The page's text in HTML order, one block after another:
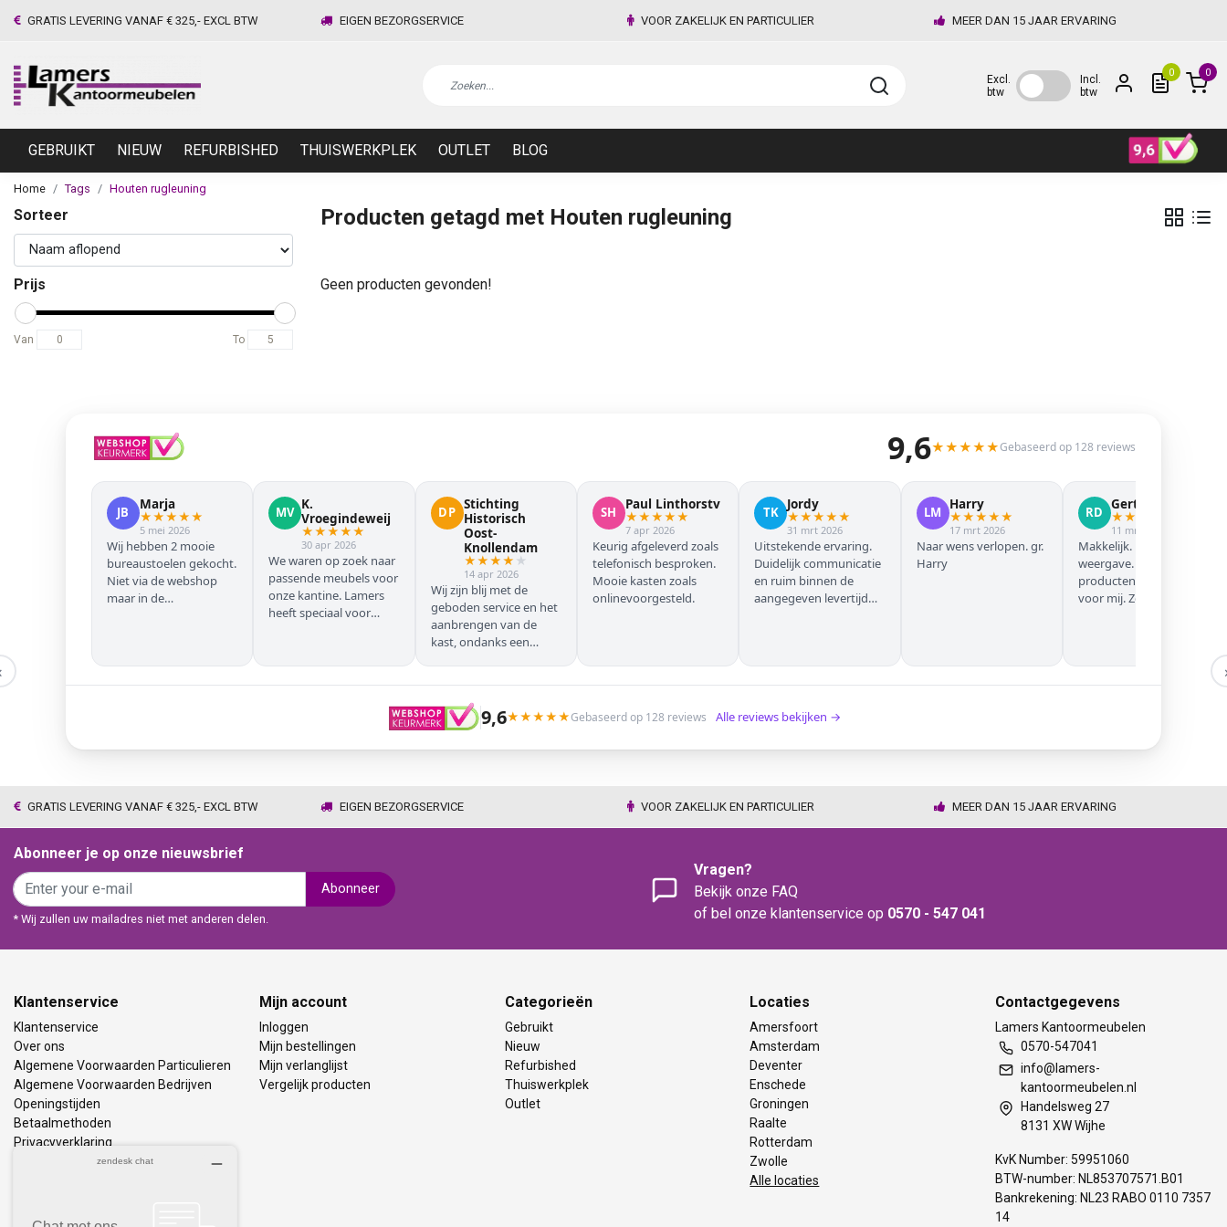
GRATIS LEVERING VANAF € 325,- EXCL BTW EIGEN BEZORGSERVICE VOOR ZAKELIJK EN PARTICULIER MEER DAN 15 JAAR ERVARING
Excl.
btw
Incl.
btw
0 0
GEBRUIKT NIEUW REFURBISHED THUISWERKPLEK OUTLET BLOG
Home Tags Houten rugleuning
Sorteer
Prijs
Van To
Producten getagd met Houten rugleuning
Geen producten gevonden!
9,6★★★★★Gebaseerd op 128 reviews
JB
Marja
★★★★★
5 mei 2026
Wij hebben 2 mooie
bureaustoelen gekocht.
Niet via de webshop
maar in de
MV
K.
Vroegindeweij
★★★★★
30 apr 2026
We waren op zoek naar
passende meubels voor
onze kantine. Lamers
heeft speciaal voor
zodat we geen beuken
met eiken door elkaar
DP
Stichting
Historisch
Oost-
Knollendam
★★★★ ★
14 apr 2026
Wij zijn blij met de
geboden service en het
aanbrengen van de
kast, ondanks een
wij dit vooraf gemeld),
maar dat ging zonder
SH
Paul Linthorstv
★★★★★
7 apr 2026
Keurig afgeleverd zoals
telefonisch besproken.
Mooie kasten zoals
onlinevoorgesteld.
TK
Jordy
★★★★★
31 mrt 2026
Uitstekende ervaring.
Duidelijk communicatie
en ruim binnen de
aangegeven levertijd
LM
Harry
★★★★★
17 mrt 2026
Naar wens verlopen. gr.
Harry
RD
Gert Jan
★★
11 mrt 2026
Makkelijk. Mooie
weergave. Goede
producten. Eerste keer
voor mij. Zeker niet de
9,6★★★★★Gebaseerd op 128 reviews Alle reviews bekijken →
GRATIS LEVERING VANAF € 325,- EXCL BTW EIGEN BEZORGSERVICE VOOR ZAKELIJK EN PARTICULIER MEER DAN 15 JAAR ERVARING
Abonneer je op onze nieuwsbrief
Abonneer
* Wij zullen uw mailadres niet met anderen delen.
Vragen?
Bekijk onze FAQ
of bel onze klantenservice op 0570 - 547 041
Klantenservice
Klantenservice
Over ons
Algemene Voorwaarden Particulieren
Algemene Voorwaarden Bedrijven
Openingstijden
Betaalmethoden
Privacyverklaring
Bezorging & Retourneren
Mijn account
Inloggen
Mijn bestellingen
Mijn verlanglijst
Vergelijk producten
Categorieën
Gebruikt
Nieuw
Refurbished
Thuiswerkplek
Outlet
Locaties
Amersfoort
Amsterdam
Deventer
Enschede
Groningen
Raalte
Rotterdam
Zwolle
Alle locaties
Contactgegevens
Lamers Kantoormeubelen
0570-547041
info@lamers-
kantoormeubelen.nl
Handelsweg 27
8131 XW Wijhe
KvK Number: 59951060
BTW-number: NL853707571.B01
Bankrekening: NL23 RABO 0110 7357
14